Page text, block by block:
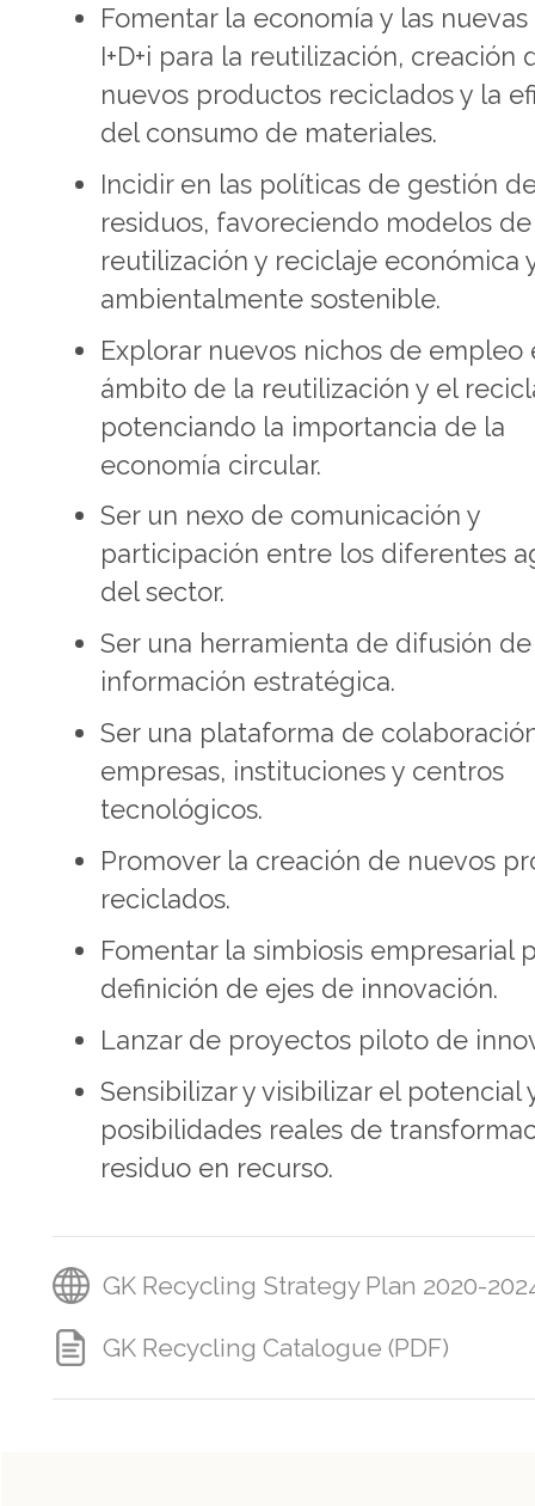
Fomentar la economía y las nuevas
I+D+i para la reutilización, creación
nuevos productos reciclados y la
del consumo de materiales.
Incidir en las políticas de gestión
residuos, favoreciendo modelos de
reutilización y reciclaje económica
ambientalmente sostenible.
Explorar nuevos nichos de empleo
ámbito de la reutilización y el
potenciando la importancia de la
economía circular.
Ser un nexo de comunicación y
participación entre los diferentes
del sector.
Ser una herramienta de difusión de
información estratégica.
Ser una plataforma de
empresas, instituciones y centros
tecnológicos.
Promover la creación de nuevos
reciclados.
Fomentar la simbiosis empresarial
definición de ejes de innovación.
Lanzar de proyectos piloto de
Sensibilizar y visibilizar el potencial
posibilidades reales de
residuo en recurso.
GK Recycling Strategy Plan 2020-
GK Recycling Catalogue (PDF)